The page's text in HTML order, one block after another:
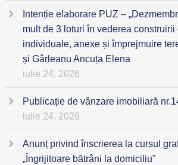
Intenție elaborare PUZ –
mult de 3 loturi în vederea
individuale, anexe și împrejmuire
și Gârleanu Ancuța Elena
iulie 24, 2026
Publicație de vânzare imobiliară
iulie 24, 2026
Anunț privind înscrierea la cursul
„Îngrijitoare bătrâni la domiciliu”